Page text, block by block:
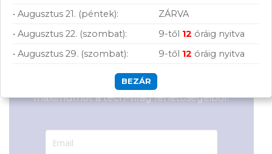
Feliratkozás hírlevélre
Segítünk megtalálni a számodra legjobb
megoldásokat, legyen szó munkáról,
hírleveles közösségünkhöz, és hozd ki a
maximumot a tech-világ lehetőségeiből!
• Augusztus 21. (péntek):
ZÁRVA
• Augusztus 22. (szombat):
9-től 12 óráig nyitva
• Augusztus 29. (szombat):
9-től 12 óráig nyitva
BEZÁR